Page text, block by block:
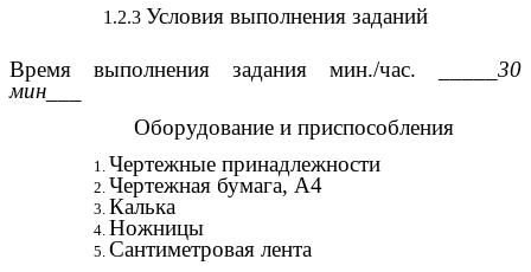
1.2.3 Условия выполнения заданий
Время выполнения задания мин./час. _____30
мин___
Оборудование и приспособления
Чертежные принадлежности
Чертежная бумага, А4
Калька
Ножницы
Сантиметровая лента